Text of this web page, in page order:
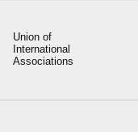
Union of
International
Associations